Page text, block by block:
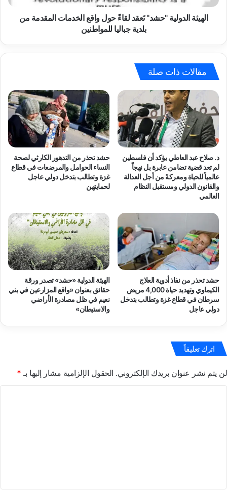
المقدمة
الهيئة الدولية "حشد" تَعقد لقاءً حول واقع الخدمات المقدمة من
بلدية جباليا للمواطنين
مقالات ذات صلة
د. صلاح عبد العاطي يؤكد أن فلسطين
لم تعد قضية تضامن عابرة بل نهجاً
عالمياً للحياة ومعركةً من أجل العدالة
والقانون الدولي ومستقبل النظام
العالمي
حشد تحذر من التدهور الكارثي لصحة
النساء الحوامل والمرضعات في قطاع
غزة وتطالب بتدخل دولي عاجل
لحمايتهن
حشد تحذر من نفاذ أدوية العلاج
الكيماوي وتهديد حياة 4,000 مريض
سرطان في قطاع غزة وتطالب بتدخل
دولي عاجل
الهيئة الدولية «حشد» تصدر ورقة
حقائق بعنوان «واقع المزارعين في بني
نعيم في ظل مصادرة الأراضي
والاستيطان»
اترك تعليقاً
لن يتم نشر عنوان بريدك الإلكتروني. الحقول الإلزامية مشار إليها بـ *